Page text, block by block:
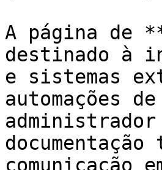
A página de
destinado à
e sistemas
automações
comunicação